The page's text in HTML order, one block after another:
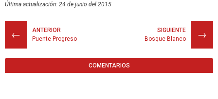
Última actualización: 24 de junio del 2015
←
ANTERIOR
Puente Progreso
→
SIGUIENTE
Bosque Blanco
COMENTARIOS